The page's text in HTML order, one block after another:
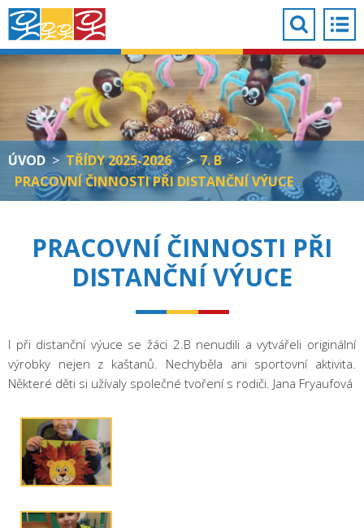
ÚVOD > TŘÍDY 2025-2026 > 7. B
>
PRACOVNÍ ČINNOSTI PŘI DISTANČNÍ VÝUCE
PRACOVNÍ ČINNOSTI PŘI
DISTANČNÍ VÝUCE
I při distanční výuce se žáci 2.B nenudili a vytvářeli originální
výrobky nejen z kaštanů. Nechyběla ani sportovní aktivita.
Některé děti si užívaly společné tvoření s rodiči. Jana Fryaufová